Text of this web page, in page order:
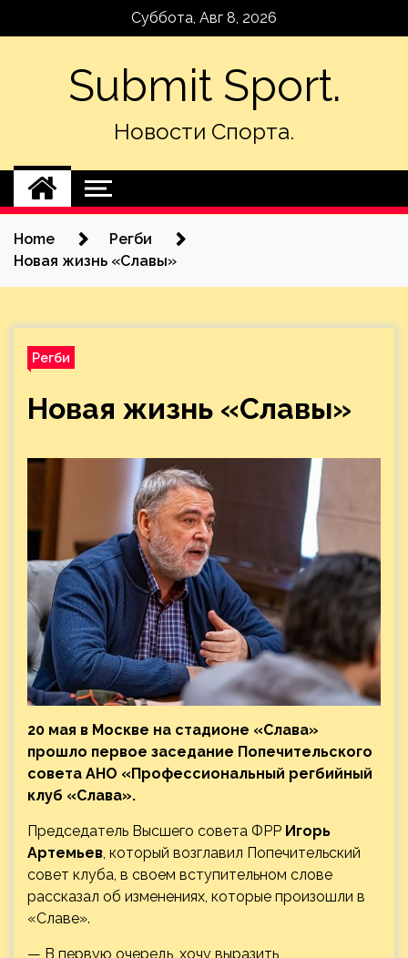
Суббота, Авг 8, 2026
Submit Sport.
Новости Спорта.
Home
Регби
Новая жизнь «Славы»
Регби
Новая жизнь «Славы»
20 мая в Москве на стадионе «Слава»
прошло первое заседание Попечительского
совета АНО «Профессиональный регбийный
клуб «Слава».
Председатель Высшего совета ФРР Игорь
Артемьев , который возглавил Попечительский
совет клуба, в своем вступительном слове
рассказал об изменениях, которые произошли в
«Славе».
— В первую очередь, хочу выразить